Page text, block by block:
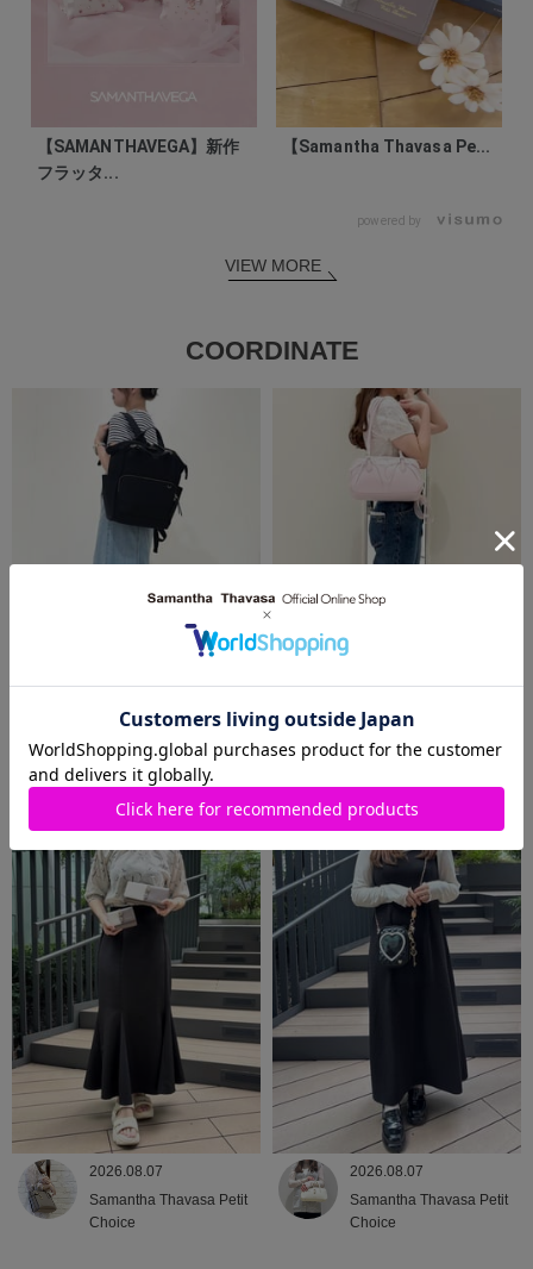
【SAMANTHAVEGA】新作
フラッタ...
【Samantha Thavasa Pe...
powered by
VIEW MORE
COORDINATE
2026.08.08
Samantha Thavasa
2026.08.07
2026.08.07
Samantha Thavasa Petit
Choice
2026.08.07
Samantha Thavasa Petit
Choice